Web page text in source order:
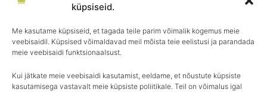
küpsiseid.
Me kasutame küpsiseid, et tagada teile parim võimalik kogemus meie
veebisaidil. Küpsised võimaldavad meil mõista teie eelistusi ja parandada
meie veebisaidi funktsionaalsust.
Kui jätkate meie veebisaidi kasutamist, eeldame, et nõustute küpsiste
kasutamisega vastavalt meie küpsiste poliitikale. Teil on võimalus igal
CARPRO WOOL WASH MITT
€25.90
GTECHNIQ SP2 GSpray Bottle
€ 6.90